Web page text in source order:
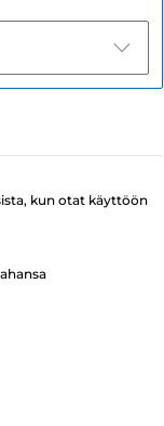
kun otat käyttöön